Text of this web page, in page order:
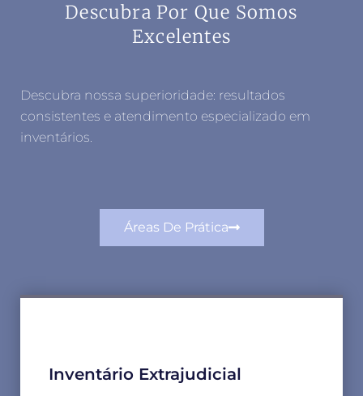
Descubra Por Que Somos
Excelentes
Descubra nossa superioridade: resultados
consistentes e atendimento especializado em
inventários.
Áreas De Prática
Inventário Extrajudicial